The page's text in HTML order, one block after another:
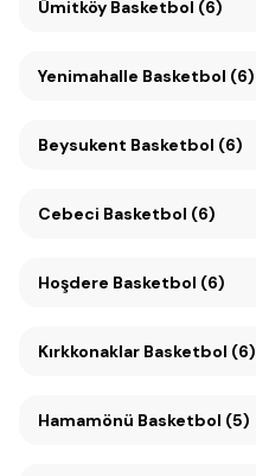
Ümitköy Basketbol (6)
Yenimahalle Basketbol (6)
Beysukent Basketbol (6)
Cebeci Basketbol (6)
Hoşdere Basketbol (6)
Kırkkonaklar Basketbol (6)
Hamamönü Basketbol (5)